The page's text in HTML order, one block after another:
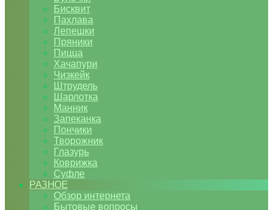
Бисквит
Пахлава
Лепешки
Пряники
Пицца
Хачапури
Чизкейк
Штрудель
Шарлотка
Манник
Запеканка
Пончики
Творожник
Глазурь
Коврижка
Суфле
РАЗНОЕ
Обзор интернета
Бытовые вопросы